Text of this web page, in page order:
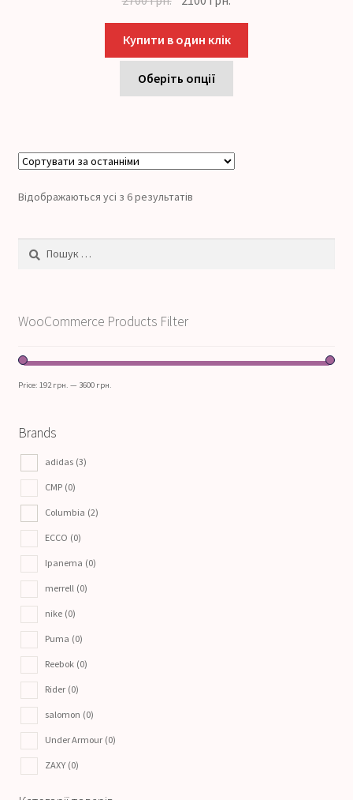
Купити в один клік
Оберіть опції
Відображаються усі з 6 результатів
Пошук:
WooCommerce Products Filter
Price: 192 грн. — 3600 грн.
Brands
adidas (3)
CMP (0)
Columbia (2)
ECCO (0)
Ipanema (0)
merrell (0)
nike (0)
Puma (0)
Reebok (0)
Rider (0)
salomon (0)
Under Armour (0)
ZAXY (0)